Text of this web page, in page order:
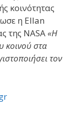
κοινότητας
η Ellan
της NASA«Η
κοινού στα
τον